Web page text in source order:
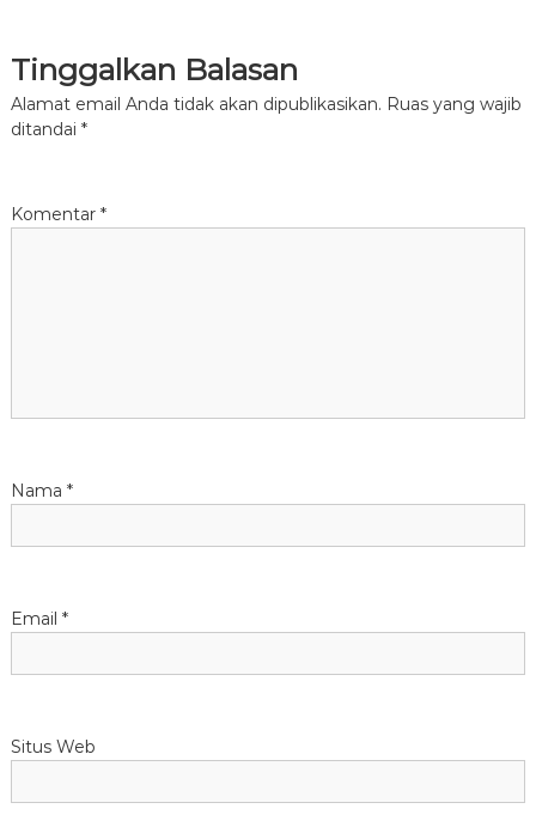
g
a
i
Tinggalkan Balasan
Alamat email Anda tidak akan dipublikasikan. Ruas yang wajib
ditandai *
Komentar *
Nama *
Email *
Situs Web